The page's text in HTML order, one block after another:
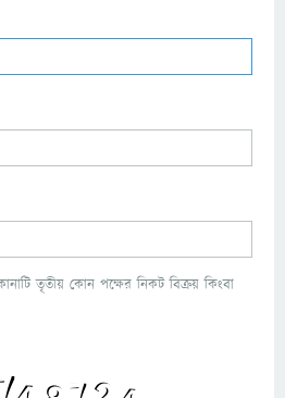
তৃতীয় কোন পক্ষের নিকট বিক্রয় কিংবা